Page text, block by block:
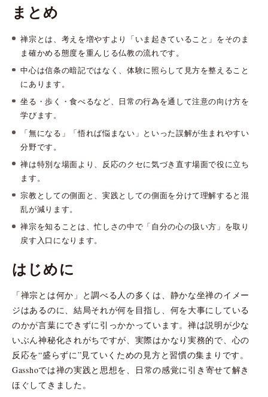
まとめ
禅宗とは、考えを増やすより「いま起きていること」をそのま
ま確かめる態度を重んじる仏教の流れです。
中心は信条の暗記ではなく、体験に照らして見方を整えること
にあります。
坐る・歩く・食べるなど、日常の行為を通して注意の向け方を
学びます。
「無になる」「悟れば悩まない」といった誤解が生まれやすい
分野です。
禅は特別な場面より、反応のクセに気づき直す場面で役に立ち
ます。
宗教としての側面と、実践としての側面を分けて理解すると混
乱が減ります。
禅宗を知ることは、忙しさの中で「自分の心の扱い方」を取り
戻す入口になります。
はじめに
「禅宗とは何か」と調べる人の多くは、静かな坐禅のイメー
ジはあるのに、結局それが何を目指し、何を大事にしている
のかが言葉にできずに引っかかっています。禅は説明が少な
いぶん神秘化されがちですが、実際はかなり実務的で、心の
反応を“盛らずに”見ていくための見方と習慣の集まりです。
Gasshoでは禅の実践と思想を、日常の感覚に引き寄せて解き
ほぐしてきました。